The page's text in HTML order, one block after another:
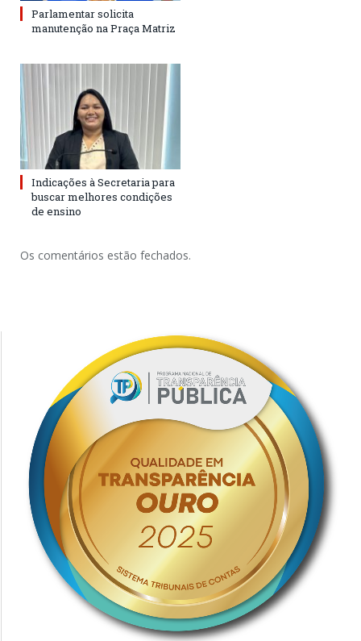
Parlamentar solicita
manutenção na Praça Matriz
Indicações à Secretaria para
buscar melhores condições
de ensino
Os comentários estão fechados.